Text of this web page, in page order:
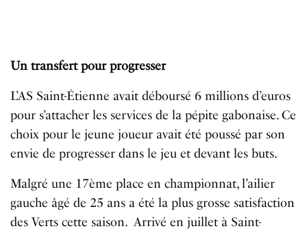
Un transfert pour progresser
L’AS Saint-Étienne avait déboursé 6 millions d’euros
pour s’attacher les services de la pépite gabonaise. Ce
choix pour le jeune joueur avait été poussé par son
envie de progresser dans le jeu et devant les buts.
Malgré une 17ème place en championnat, l’ailier
gauche âgé de 25 ans a été la plus grosse satisfaction
des Verts cette saison. Arrivé en juillet à Saint-